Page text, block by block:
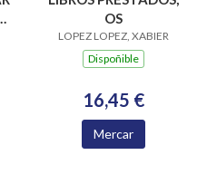
OS
LOPEZ LOPEZ, XABIER
Dispoñible
16,45 €
Mercar